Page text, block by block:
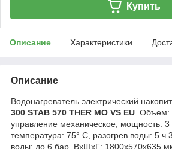
Купить
Описание Характеристики
Описание
Водонагреватель электрический
300 STAB 570 THER MO VS EU . Объем:
управление механическое, мощность: 3
температура: 75° С, разогрев воды: 5 ч
воды: до 6 бар, ВхШхГ: 1800х570х635